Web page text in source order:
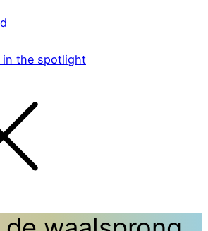
in the spotlight